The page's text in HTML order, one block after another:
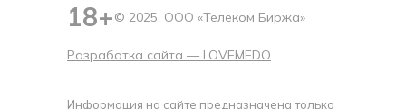
18+© 2025. ООО «Телеком Биржа»
Разработка сайта — LOVEMEDO
Информация на сайте предназначена только